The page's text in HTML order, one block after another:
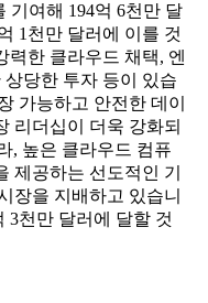
기여해 194억 6천만 달
1천만 달러에 이를 것
력한 클라우드 채택, 엔
당한 투자 등이 있습
가능하고 안전한 데이
리더십이 더욱 강화되
, 높은 클라우드 컴퓨
제공하는 선도적인 기
장을 지배하고 있습니
3천만 달러에 달할 것